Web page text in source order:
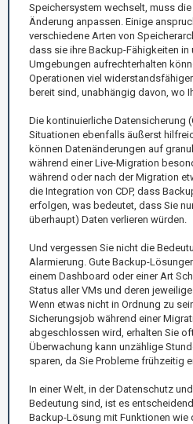
Speichersystem wechselt, muss
Änderung anpassen. Einige
verschiedene Arten von
dass sie ihre Backup-Fähigkeiten in
Umgebungen aufrechterhalten
Operationen viel
bereit sind, unabhängig davon, wo
Die kontinuierliche Datensicherung
Situationen ebenfalls äußerst
können Datenänderungen auf
während einer Live-Migration
während oder nach der Migration
die Integration von CDP, dass
erfolgen, was bedeutet, dass Sie
überhaupt) Daten verlieren würden.
Und vergessen Sie nicht die
Alarmierung. Gute Backup-
einem Dashboard oder einer Art
Status aller VMs und deren
Wenn etwas nicht in Ordnung zu
Sicherungsjob während einer
abgeschlossen wird, erhalten Sie
Überwachung kann unzählige
sparen, da Sie Probleme frühzeitig
In einer Welt, in der Datenschutz
Bedeutung sind, ist es
Backup-Lösung mit Funktionen wie